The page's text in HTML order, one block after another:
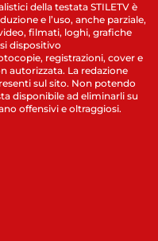
della testata STILETV è
e l’uso, anche parziale,
filmati, loghi, grafiche
dispositivo
registrazioni, cover e
autorizzata. La redazione
sul sito. Non potendo
disponibile ad eliminarli su
offensivi e oltraggiosi.